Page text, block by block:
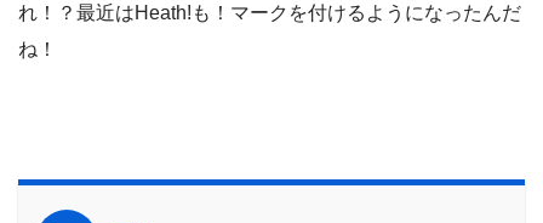
れ！？最近はHeath!も！マークを付けるようになったんだ
ね！